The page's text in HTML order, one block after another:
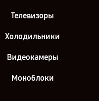
Телевизоры
Холодильники
Видеокамеры
Моноблоки